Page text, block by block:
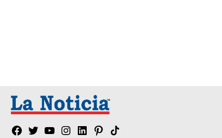
Facebook
TwitterYouTubeInstagram
LinkedinPinterest
Tik